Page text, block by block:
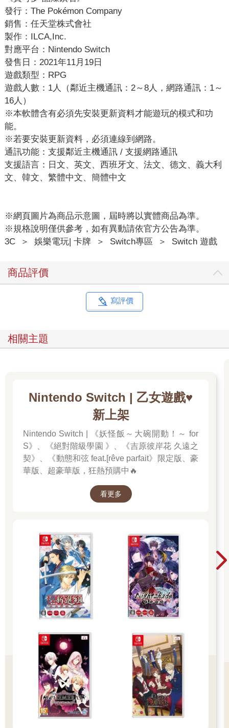
發行：The Pokémon Company
銷售：任天堂株式會社
製作：ILCA,Inc.
對應平台：Nintendo Switch
發售日：2021年11月19日
遊戲類型：RPG
遊戲人數：1人（鄰近主機通訊：2～8人，網路通訊：1～
16人）
※本軟體含有必須先安裝更新資料才能遊玩的模式和功
能。
※若要安裝更新資料，必須連線到網路。
通訊功能：支援鄰近主機通訊 / 支援網路通訊
支援語言：日文、英文、西班牙文、法文、德文、義大利
文、韓文、繁體中文、簡體中文
※網頁圖片為商品示意圖，屆時將以實體商品為準。
※規格說明僅供參考，如有異動請依官方公告為準。
3C
＞ 娛樂電玩| 卡牌 ＞ Switch專區 ＞ Switch 遊戲
商品評價
寫評價
相關主題
Nintendo Switch | 乙女遊戲♥️
新上架
Nintendo Switch | 《妖怪飯～大碗開動！～ for
S》、《絕對階級學園 》、《吉原彼岸花 久遠之
契》、《動態和弦 feat.[rêve parfait》限定版、豪
華版、超豪華版，狂熱預購中🔥
看更多